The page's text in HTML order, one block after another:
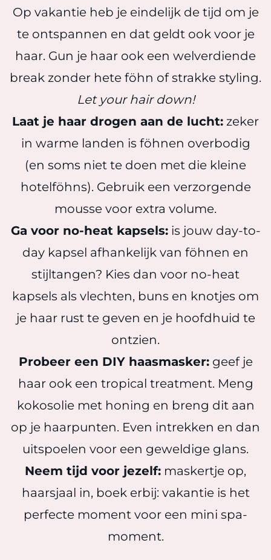
Op vakantie heb je eindelijk de tijd om je
te ontspannen en dat geldt ook voor je
haar. Gun je haar ook een welverdiende
break zonder hete föhn of strakke styling.
Let your hair down!
Laat je haar drogen aan de lucht: zeker
in warme landen is föhnen overbodig
(en soms niet te doen met die kleine
hotelföhns). Gebruik een verzorgende
mousse voor extra volume.
Ga voor no-heat kapsels:is jouw day-to-
day kapsel afhankelijk van föhnen en
stijltangen? Kies dan voor no-heat
kapsels als vlechten, buns en knotjes om
je haar rust te geven en je hoofdhuid te
ontzien.
Probeer een DIY haasmasker:geef je
haar ook een tropical treatment. Meng
kokosolie met honing en breng dit aan
op je haarpunten. Even intrekken en dan
uitspoelen voor een geweldige glans.
Neem tijd voor jezelf: maskertje op,
haarsjaal in, boek erbij: vakantie is het
perfecte moment voor een mini spa-
moment.